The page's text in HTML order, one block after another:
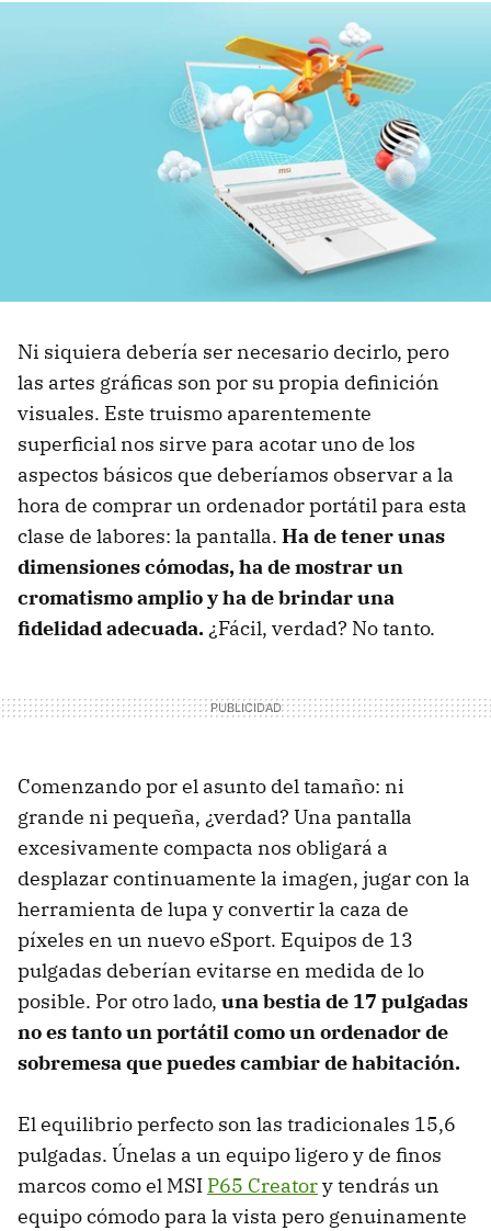
Ni siquiera debería ser necesario decirlo, pero
las artes gráficas son por su propia definición
visuales. Este truismo aparentemente
superficial nos sirve para acotar uno de los
aspectos básicos que deberíamos observar a la
hora de comprar un ordenador portátil para esta
clase de labores: la pantalla. Ha de tener unas
dimensiones cómodas, ha de mostrar un
cromatismo amplio y ha de brindar una
fidelidad adecuada.¿Fácil, verdad? No tanto.
Comenzando por el asunto del tamaño: ni
grande ni pequeña, ¿verdad? Una pantalla
excesivamente compacta nos obligará a
desplazar continuamente la imagen, jugar con la
herramienta de lupa y convertir la caza de
píxeles en un nuevo eSport. Equipos de 13
pulgadas deberían evitarse en medida de lo
posible. Por otro lado, una bestia de 17 pulgadas
no es tanto un portátil como un ordenador de
sobremesa que puedes cambiar de habitación.
El equilibrio perfecto son las tradicionales 15,6
pulgadas. Únelas a un equipo ligero y de finos
marcos como el MSI P65 Creatory tendrás un
equipo cómodo para la vista pero genuinamente